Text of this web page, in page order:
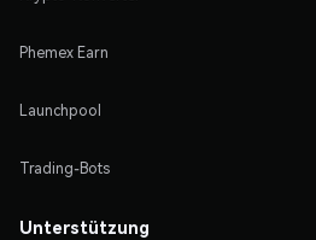
Phemex Earn
Launchpool
Trading-Bots
Unterstützung